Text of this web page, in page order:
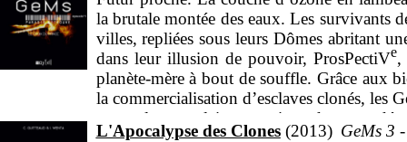
la brutale montée des eaux. Les survivants
villes, repliées sous leurs Dômes abritant
dans leur illusion de pouvoir, ProsPectiVe,
planète-mère à bout de souffle. Grâce aux
la commercialisation d’esclaves clonés, les
un seul exemplaire et qui se donnent
accueille dans ses ruines ceux qui tentent
L'Apocalypse des Clones 2013
GeMs 3